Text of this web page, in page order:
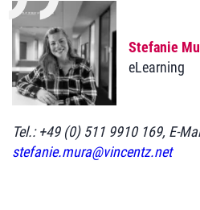
Stefanie
eLearning
Tel.: +49 (0) 511 9910 169, E-
stefanie.mura@vincentz.net